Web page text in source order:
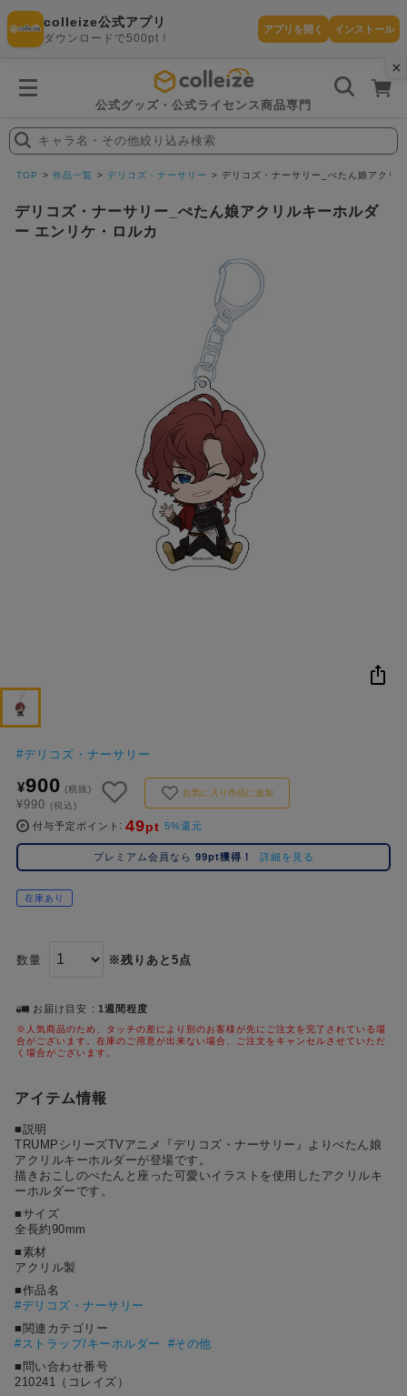
×
colleize公式アプリ
ダウンロードで500pt！
アプリを開く インストール
公式グッズ・公式ライセンス商品専門
探
す
ー
ワ
ド
1位 #ハイキュー!!
2位 #ポケットモンスター（ポケモン）
#初音ミク シリーズ
#名探偵コナン
5位 #呪術廻戦
#ゴールデンカムイ #銀魂
キャラ名・その他絞り込み検索
TOP 作品一覧 デリコズ・ナーサリー デリコズ・ナーサリー_ぺたん娘アクリ
デリコズ・ナーサリー_ぺたん娘アクリルキーホルダ
ー エンリケ・ロルカ
#デリコズ・ナーサリー
¥900 (税抜)
¥990 (税込)
お気に入り作品に追加
付与予定ポイント 49pt 5%還元
プレミアム会員なら 99pt獲得！ 詳細を見る
在庫あり
数量 ※残りあと5点
お届け目安 1週間程度
※人気商品のため、タッチの差により別のお客様が先にご注文を完了されている場
合がございます。在庫のご用意が出来ない場合、ご注文をキャンセルさせていただ
く場合がございます。
アイテム情報
■説明
TRUMPシリーズTVアニメ『デリコズ・ナーサリー』よりぺたん娘
アクリルキーホルダーが登場です。
描きおこしのぺたんと座った可愛いイラストを使用したアクリルキ
ーホルダーです。
■サイズ
全長約90mm
■素材
アクリル製
■作品名
#デリコズ・ナーサリー
■関連カテゴリー
#ストラップ/キーホルダー
#その他
■問い合わせ番号
210241（コレイズ）